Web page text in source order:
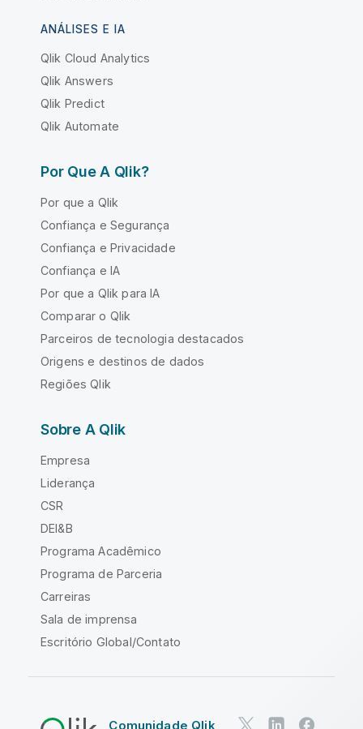
ANÁLISES E IA
Qlik Cloud Analytics
Qlik Answers
Qlik Predict
Qlik Automate
Por Que A Qlik?
Por que a Qlik
Confiança e Segurança
Confiança e Privacidade
Confiança e IA
Por que a Qlik para IA
Comparar o Qlik
Parceiros de tecnologia destacados
Origens e destinos de dados
Regiões Qlik
Sobre A Qlik
Empresa
Liderança
CSR
DEI&B
Programa Acadêmico
Programa de Parceria
Carreiras
Sala de imprensa
Escritório Global/Contato
Comunidade Qlik